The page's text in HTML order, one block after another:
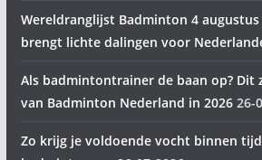
Wereldranglijst Badminton 4
brengt lichte dalingen voor
Als badmintontrainer de baan op? Dit
van Badminton Nederland in 2026 26-
Zo krijg je voldoende vocht binnen